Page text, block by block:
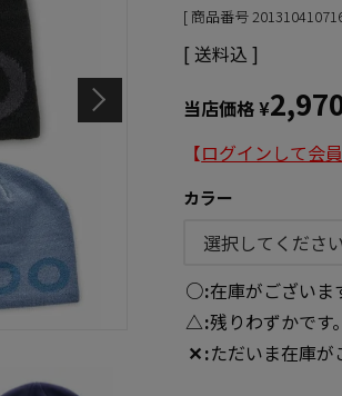
商品番号
送料込
当店価格¥
【ログインして会
カラー
○ 在庫がございま
△ 残りわずかです。
✕ ただいま在庫が